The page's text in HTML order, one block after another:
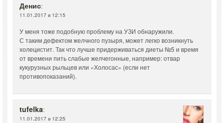
Денис:
11.01.2017 в 12:15
У меня тоже подобную проблему на УЗИ обнаружили.
С таким дефектом желчного пузыря, может легко возникнуть
холецистит. Так что лучше придерживаться диеты №5 и время
от времени пить слабые желчегонные, например: отвар
кукурузных рыльцев или «Холосас» (если нет
противопоказаний).
tufelka:
11.01.2017 в 12:25